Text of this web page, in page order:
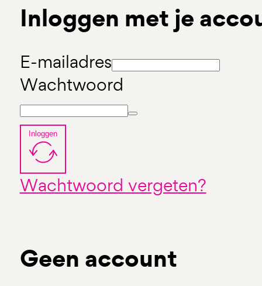
Inloggen met je
E-mailadres
Wachtwoord
Inloggen
Wachtwoord vergeten?
Geen account